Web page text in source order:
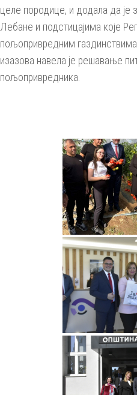
целе породице, и додала да
Лебане и подстицајима које
пољопривредним
изазова навела је решавање
пољопривредника.